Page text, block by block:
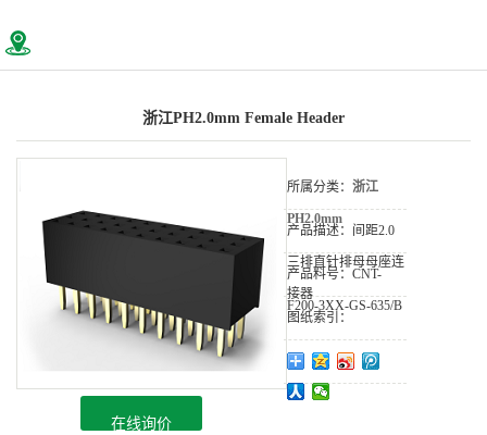
浙江PH2.0mm Female Header
所属分类： 浙江
PH2.0mm
产品描述： 间距2.0
三排直针排母母座连
接器
产品料号： CNT-
F200-3XX-GS-635/B
图纸索引：
在线询价